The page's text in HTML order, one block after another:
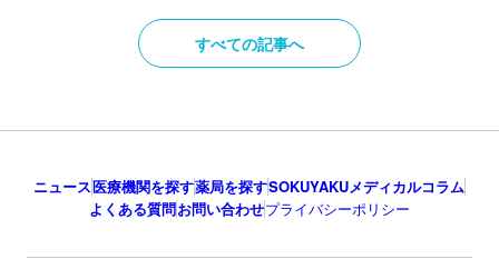
すべての記事へ
ニュース医療機関を探す薬局を探すSOKUYAKUメディカルコラム
よくある質問お問い合わせプライバシーポリシー